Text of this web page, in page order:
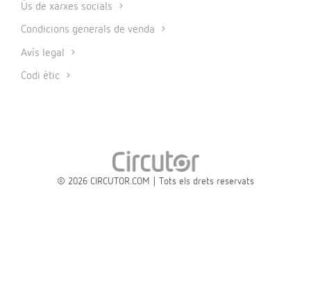
Ús de xarxes socials
Condicions generals de venda
Avís legal
Codi ètic
© 2026 CIRCUTOR.COM | Tots els drets reservats